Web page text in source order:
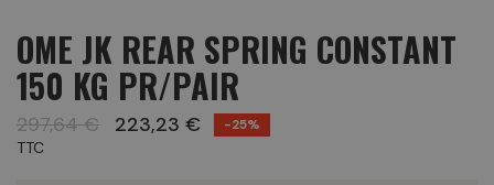
OME JK REAR SPRING CONSTANT
150 KG PR/PAIR
297,64 € 223,23 € -25%
TTC